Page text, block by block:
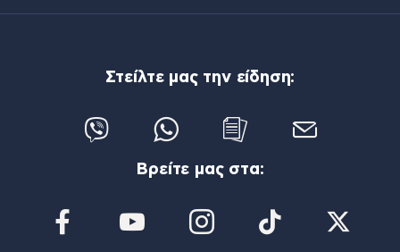
Στείλτε μας την είδηση:
Βρείτε μας στα: